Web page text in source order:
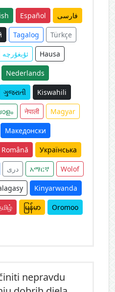
Español فارسی
Tagalog Türkçe
ئۇيغۇرچە Hausa
Nederlands
ગુજરાતી Kiswahili
नेपाली Magyar
Македонски
Română Українська
دری አማርኛ Wolof
Kinyarwanda
မြန်မာ Oromoo
nepravdu